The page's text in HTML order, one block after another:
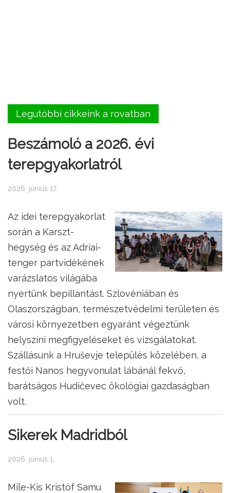
Legutóbbi cikkeink a rovatban
Beszámoló a 2026. évi
terepgyakorlatról
2026. június 17.
Az idei terepgyakorlat
során a Karszt-
hegység és az Adriai-
tenger partvidékének
varázslatos világába
nyertünk bepillantást. Szlovéniában és
Olaszországban, természetvédelmi területen és
városi környezetben egyaránt végeztünk
helyszíni megfigyeléseket és vizsgálatokat.
Szállásunk a Hruševje település közelében, a
festői Nanos hegyvonulat lábánál fekvő,
barátságos Hudičevec ökológiai gazdaságban
volt.
Sikerek Madridból
2026. június 1.
Mile-Kis Kristóf Samu